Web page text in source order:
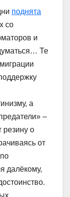
поднята
со
и
Те
а
–
резину о
от
далёкому,